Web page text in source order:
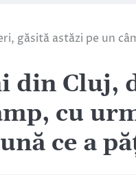
găsită astăzi pe un
din
cu
ce a